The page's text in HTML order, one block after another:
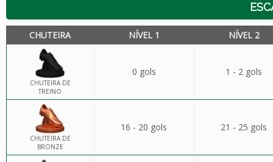
CHUTEIRA NÍVEL 1 NÍVEL 2
CHUTEIRA DE
TREINO
0 gols 1 - 2 gols
CHUTEIRA DE
BRONZE
16 - 20 gols 21 - 25 gols